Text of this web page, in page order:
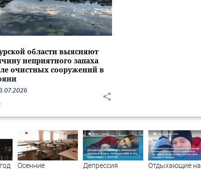
области выясняют
неприятного запаха
очистных сооружений в
Осенние
Депрессия
Отдыхающие на